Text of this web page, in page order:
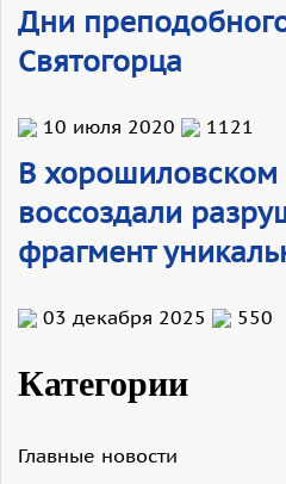
Дни
Святогорца
10 июля 2020 1121
В
воссоздали
фрагмент
03 декабря 2025 550
Категории
Главные новости